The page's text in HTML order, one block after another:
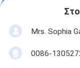
Mrs. Sophia
0086-